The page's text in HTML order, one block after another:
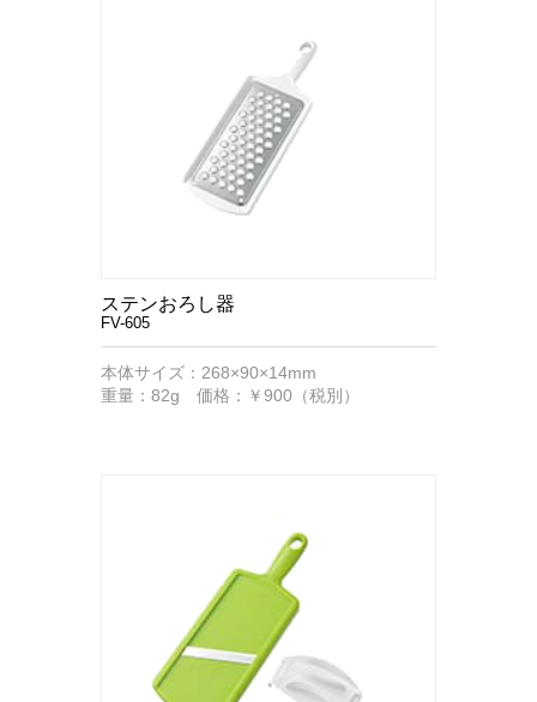
ステンおろし器
FV-605
本体サイズ：268×90×14mm
重量：82g 価格：￥900（税別）